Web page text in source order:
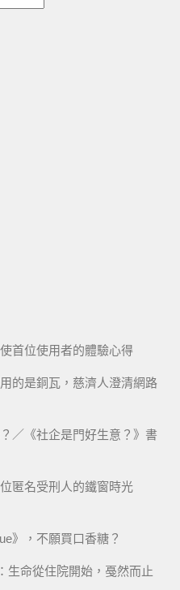
首位使用者的體驗心得
的是銅瓦，慈濟人澄清網路
／《社企是門好生意？》書
匿名受刑人的鐵窗時光
》，不願買口香糖？
生命從住院開始，戞然而止